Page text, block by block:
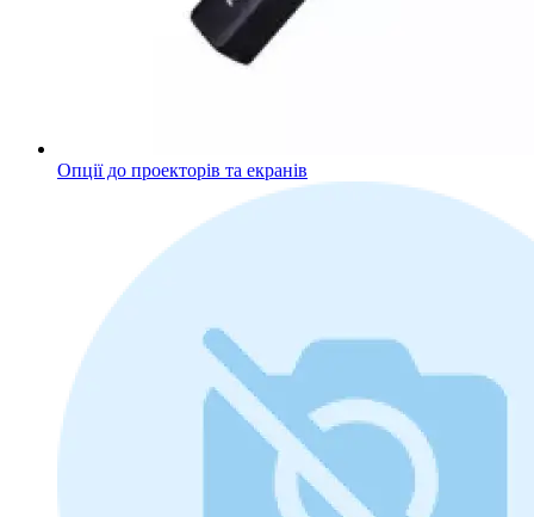
Опції до проекторів та екранів